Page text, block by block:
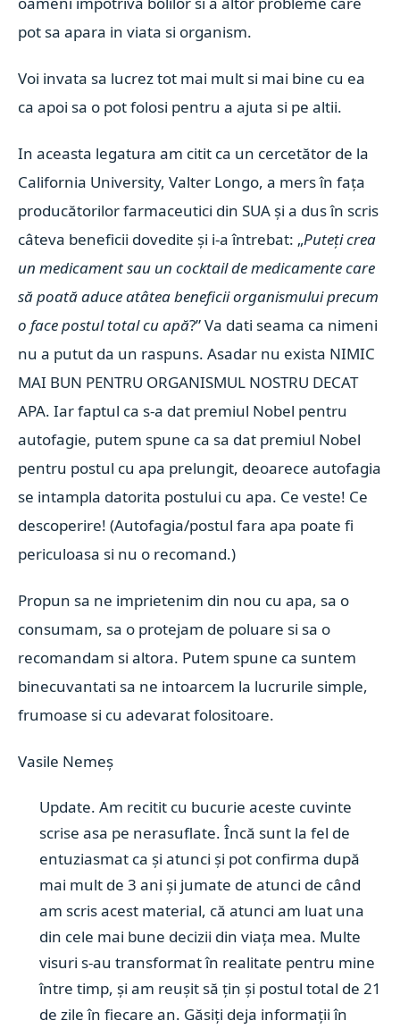
pot sa apara in viata si organism.
Voi invata sa lucrez tot mai mult si mai bine cu ea
ca apoi sa o pot folosi pentru a ajuta si pe altii.
In aceasta legatura am citit ca un cercetător de la
California University, Valter Longo, a mers în fața
producătorilor farmaceutici din SUA și a dus în scris
câteva beneficii dovedite și i-a întrebat: „Puteți crea
un medicament sau un cocktail de medicamente care
să poată aduce atâtea beneficii organismului precum
o face postul total cu apă?” Va dati seama ca nimeni
nu a putut da un raspuns. Asadar nu exista NIMIC
MAI BUN PENTRU ORGANISMUL NOSTRU DECAT
APA. Iar faptul ca s-a dat premiul Nobel pentru
autofagie, putem spune ca sa dat premiul Nobel
pentru postul cu apa prelungit, deoarece autofagia
se intampla datorita postului cu apa. Ce veste! Ce
descoperire!(Autofagia/postul fara apa poate fi
periculoasa si nu o recomand.)
Propun sa ne imprietenim din nou cu apa, sa o
consumam, sa o protejam de poluare si sa o
recomandam si altora. Putem spune ca suntem
binecuvantati sa ne intoarcem la lucrurile simple,
frumoase si cu adevarat folositoare.
Vasile Nemeș
Update. Am recitit cu bucurie aceste cuvinte
scrise asa pe nerasuflate. Încă sunt la fel de
entuziasmat ca și atunci și pot confirma după
mai mult de 3 ani și jumate de atunci de când
am scris acest material, că atunci am luat una
din cele mai bune decizii din viața mea. Multe
visuri s-au transformat în realitate pentru mine
între timp, și am reușit să țin și postul total de 21
de zile în fiecare an. Găsiți deja informații în